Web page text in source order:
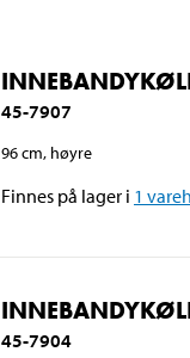
45-7907
96 cm, høyre
Finnes på lager i 1
45-7904